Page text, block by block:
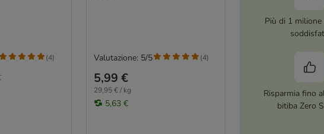
(4)
5,99 €
29,95 € / kg
5,63 €
Valutazione: 5/5 (4)
Più di 1 milione
Risparmia fino
bitiba Zero